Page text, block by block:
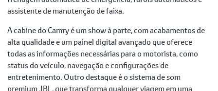
assistente de manutenção de faixa.
A cabine do Camry é um show à parte, com acabamentos de
alta qualidade e um painel digital avançado que oferece
todas as informações necessárias para o motorista, como
status do veículo, navegação e configurações de
entretenimento. Outro destaque é o sistema de som
premium JBL, que transforma qualquer viagem em uma